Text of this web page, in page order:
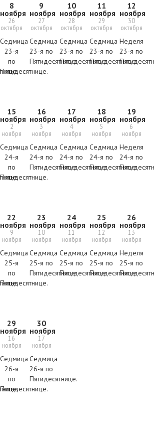
8
ноября
26
октября
Седмица
23-я
по
Пятидесятнице.
9
ноября
27
октября
Седмица
23-я по
Пятидесятнице.
10
ноября
28
октября
Седмица
23-я по
Пятидесятнице.
11
ноября
29
октября
Седмица
23-я по
Пятидесятнице.
12
ноября
30
октября
Неделя
23-я по
15
ноября
2
ноября
Седмица
24-я
по
Пятидесятнице.
16
ноября
3
ноября
Седмица
24-я по
Пятидесятнице.
17
ноября
4
ноября
Седмица
24-я по
Пятидесятнице.
18
ноября
5
ноября
Седмица
24-я по
Пятидесятнице.
19
ноября
6
ноября
Неделя
24-я по
22
ноября
9
ноября
Седмица
25-я
по
Пятидесятнице.
23
ноября
10
ноября
Седмица
25-я по
Пятидесятнице.
24
ноября
11
ноября
Седмица
25-я по
Пятидесятнице.
25
ноября
12
ноября
Седмица
25-я по
Пятидесятнице.
26
ноября
13
ноября
Неделя
25-я по
29
ноября
16
ноября
Седмица
26-я
по
Пятидесятнице.
30
ноября
17
ноября
Седмица
26-я по
Пятидесятнице.